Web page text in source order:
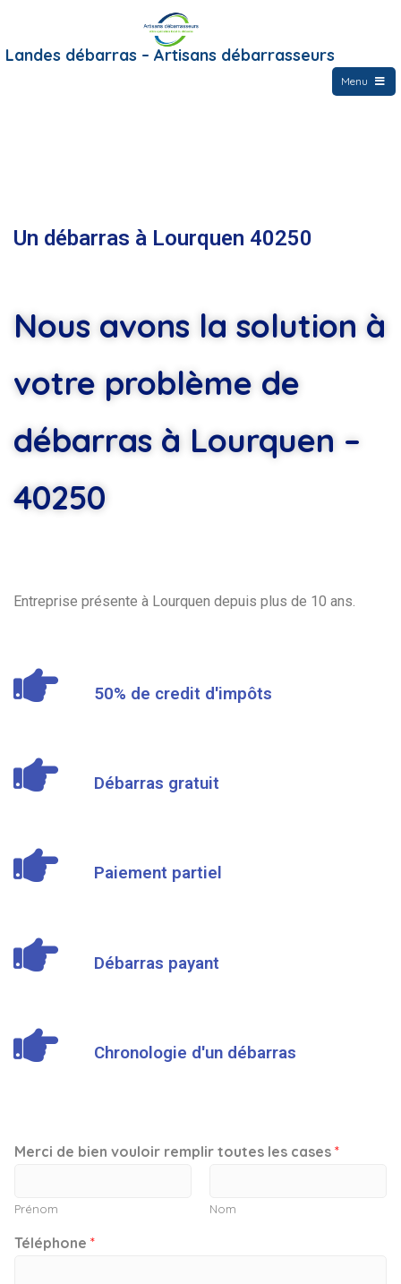
Landes débarras – Artisans débarrasseurs
Menu
Un débarras à Lourquen 40250
Nous avons la solution à
votre problème de
débarras à Lourquen –
40250
Entreprise présente à Lourquen depuis plus de 10 ans.
50% de credit d'impôts
Débarras gratuit
Paiement partiel
Débarras payant
Chronologie d'un débarras
Merci de bien vouloir remplir toutes les cases *
Prénom Nom
Téléphone *